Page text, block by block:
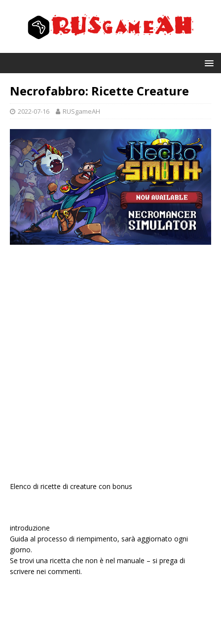
Necrofabbro: Ricette Creature
2022-07-16 RUSgameAH
Elenco di ricette di creature con bonus
introduzione
Guida al processo di riempimento, sarà aggiornato ogni
giorno.
Se trovi una ricetta che non è nel manuale – si prega di
scrivere nei commenti.